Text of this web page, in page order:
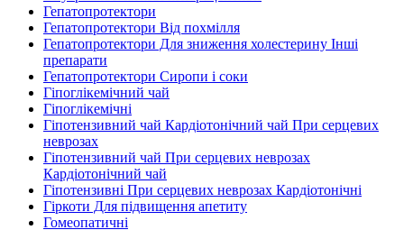
Гепатопротектори
Гепатопротектори Від похмілля
Гепатопротектори Для зниження холестерину Інші
препарати
Гепатопротектори Сиропи і соки
Гіпоглікемічний чай
Гіпоглікемічні
Гіпотензивний чай Кардіотонічний чай При серцевих
неврозах
Гіпотензивний чай При серцевих неврозах
Кардіотонічний чай
Гіпотензивні При серцевих неврозах Кардіотонічні
Гіркоти Для підвищення апетиту
Гомеопатичні